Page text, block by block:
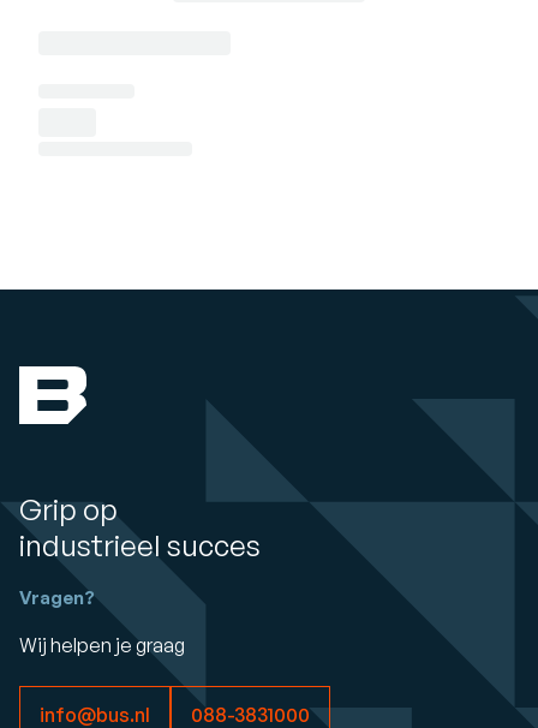
Grip op
industrieel succes
Vragen?
Wij helpen je graag
info@bus.nl 088-3831000